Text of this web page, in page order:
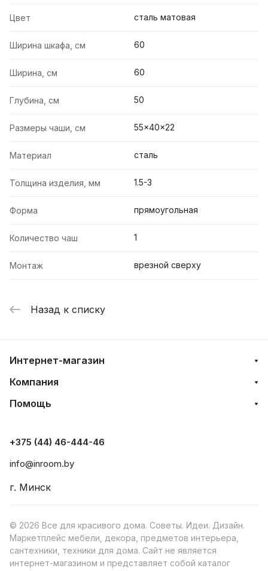
Цвет сталь матовая
Ширина шкафа, см 60
Ширина, см 60
Глубина, см 50
Размеры чаши, см 55x40x22
Материал сталь
Толщина изделия, мм 1.5-3
Форма прямоугольная
Количество чаш 1
Монтаж врезной сверху
Назад к списку
Интернет-магазин
Компания
Помощь
+375 (44) 46-444-46
info@inroom.by
г. Минск
© 2026 Все для красивого дома. Советы. Идеи. Дизайн.
Маркетплейс мебели, декора, предметов интерьера,
сантехники, техники для дома. Сайт не является
интернет-магазином и представляет собой каталог